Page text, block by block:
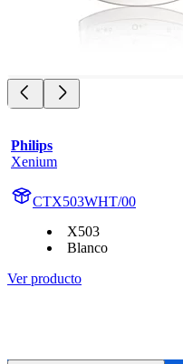
Philips
Xenium
CTX503WHT/00
X503
Blanco
Ver producto